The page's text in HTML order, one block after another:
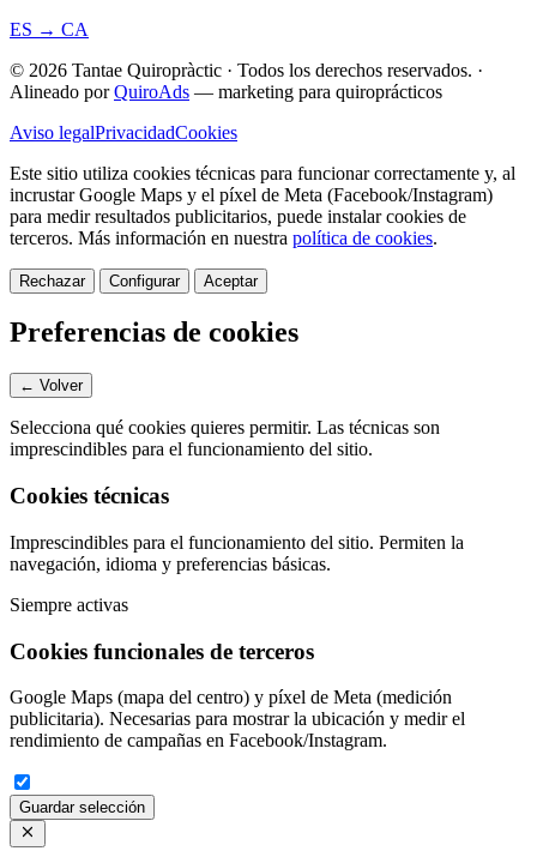
ES → CA
© 2026 Tantae Quiropràctic · Todos los derechos reservados. ·
Alineado porQuiroAds — marketing para quiroprácticos
Aviso legalPrivacidadCookies
Este sitio utiliza cookies técnicas para funcionar correctamente y, al
incrustar Google Maps y el píxel de Meta (Facebook/Instagram)
para medir resultados publicitarios, puede instalar cookies de
terceros. Más información en nuestra política de cookies.
Rechazar Configurar Aceptar
Preferencias de cookies
← Volver
Selecciona qué cookies quieres permitir. Las técnicas son
imprescindibles para el funcionamiento del sitio.
Cookies técnicas
Imprescindibles para el funcionamiento del sitio. Permiten la
navegación, idioma y preferencias básicas.
Siempre activas
Cookies funcionales de terceros
Google Maps (mapa del centro) y píxel de Meta (medición
publicitaria). Necesarias para mostrar la ubicación y medir el
rendimiento de campañas en Facebook/Instagram.
Guardar selección